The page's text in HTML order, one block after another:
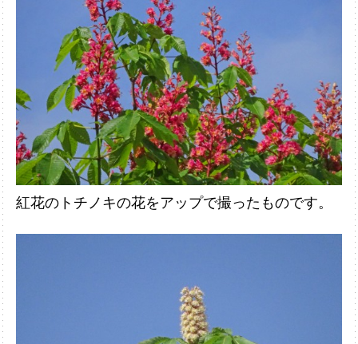
紅花のトチノキの花をアップで撮ったものです。